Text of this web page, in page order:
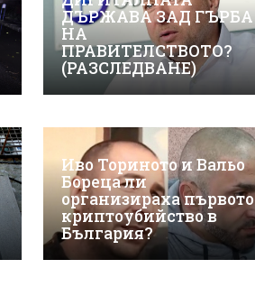
ДЪРЖАВА ЗАД ГЪРБА
НА
ПРАВИТЕЛСТВОТО?
(РАЗСЛЕДВАНЕ)
Иво Ториното и Вальо
Бореца ли
организираха първото
криптоубийство в
България?